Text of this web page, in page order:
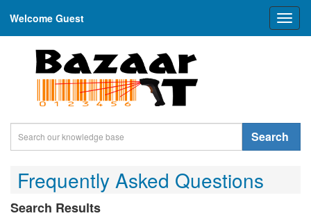
Welcome Guest
Search
Frequently Asked Questions
Search Results